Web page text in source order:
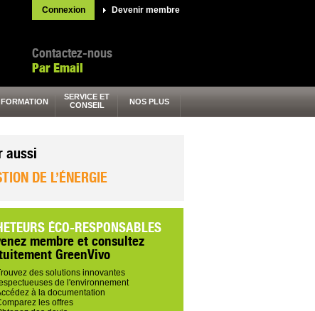
Connexion Devenir membre
Contactez-nous
Par Email
FORMATION
SERVICE ET
CONSEIL
NOS PLUS
aussi
DE L’ÉNERGIE
ÉCO-RESPONSABLES
membre et consultez
GreenVivo
des solutions innovantes
de l'environnement
à la documentation
les offres